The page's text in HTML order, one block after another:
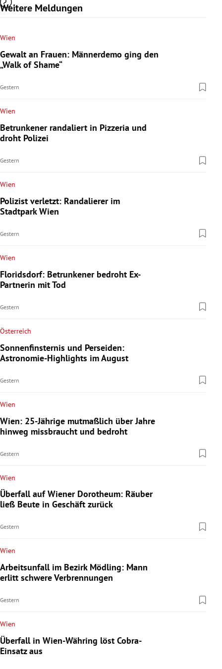
Weitere Meldungen
Wien
Gewalt an Frauen: Männerdemo ging den
„Walk of Shame“
Gestern
Wien
Betrunkener randaliert in Pizzeria und
droht Polizei
Gestern
Wien
Polizist verletzt: Randalierer im
Stadtpark Wien
Gestern
Wien
Floridsdorf: Betrunkener bedroht Ex-
Partnerin mit Tod
Gestern
Österreich
Sonnenfinsternis und Perseiden:
Astronomie-Highlights im August
Gestern
Wien
Wien: 25-Jährige mutmaßlich über Jahre
hinweg missbraucht und bedroht
Gestern
Wien
Überfall auf Wiener Dorotheum: Räuber
ließ Beute in Geschäft zurück
Gestern
Wien
Arbeitsunfall im Bezirk Mödling: Mann
erlitt schwere Verbrennungen
Gestern
Wien
Überfall in Wien-Währing löst Cobra-
Einsatz aus